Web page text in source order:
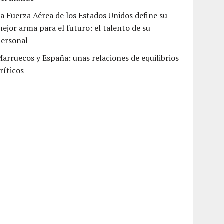
Fuerza Aérea de los Estados Unidos define su
arma para el futuro: el talento de su
y España: unas relaciones de equilibrios